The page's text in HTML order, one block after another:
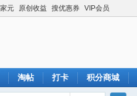
元 原创收益 搜优惠券 VIP会员
淘帖 打卡 积分商城